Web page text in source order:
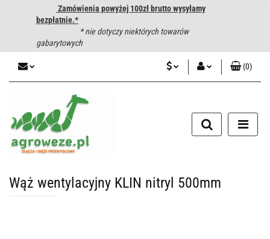
Zamówienia powyżej 100zł brutto wysyłamy
bezpłatnie.*
* nie dotyczy niektórych towarów
gabarytowych
Zarejestruj się
Dodaj zgłoszenie
(0)
Wąż wentylacyjny KLIN nitryl 500mm